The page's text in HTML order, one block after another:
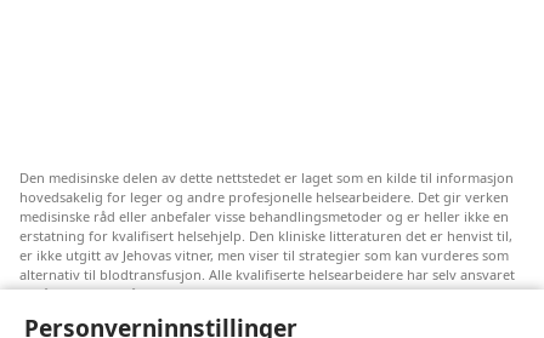
Personverninnstillinger
Den medisinske delen av dette nettstedet er laget som en kilde til informasjon
hovedsakelig for leger og andre profesjonelle helsearbeidere. Det gir verken
medisinske råd eller anbefaler visse behandlingsmetoder og er heller ikke en
erstatning for kvalifisert helsehjelp. Den kliniske litteraturen det er henvist til,
er ikke utgitt av Jehovas vitner, men viser til strategier som kan vurderes som
alternativ til blodtransfusjon. Alle kvalifiserte helsearbeidere har selv ansvaret
for å følge med på ny informasjon, drøfte alternative behandlingsmetoder og
verdier og tro. Ikke alle strategiene som er nevnt, passer for eller godtas av